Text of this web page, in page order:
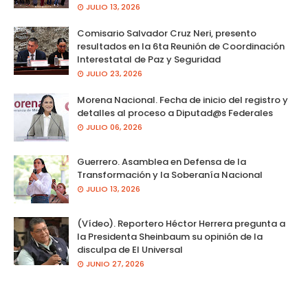
JULIO 13, 2026
Comisario Salvador Cruz Neri, presento
resultados en la 6ta Reunión de Coordinación
Interestatal de Paz y Seguridad
JULIO 23, 2026
Morena Nacional. Fecha de inicio del registro y
detalles al proceso a Diputad@s Federales
JULIO 06, 2026
Guerrero. Asamblea en Defensa de la
Transformación y la Soberanía Nacional
JULIO 13, 2026
(Vídeo). Reportero Héctor Herrera pregunta a
la Presidenta Sheinbaum su opinión de la
disculpa de El Universal
JUNIO 27, 2026